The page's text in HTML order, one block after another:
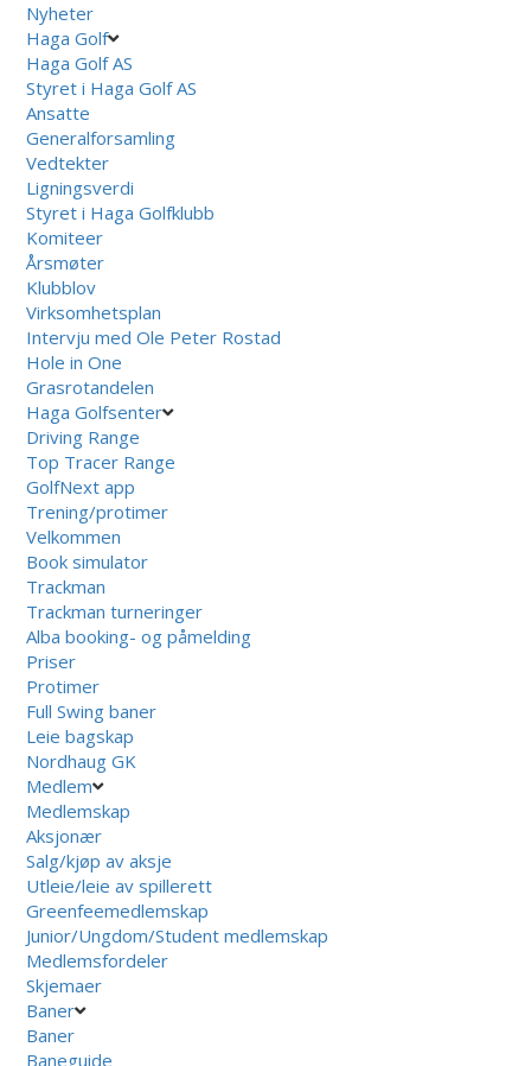
Nyheter
Haga Golf
Haga Golf AS
Styret i Haga Golf AS
Ansatte
Generalforsamling
Vedtekter
Ligningsverdi
Styret i Haga Golfklubb
Komiteer
Årsmøter
Klubblov
Virksomhetsplan
Intervju med Ole Peter Rostad
Hole in One
Grasrotandelen
Haga Golfsenter
Driving Range
Top Tracer Range
GolfNext app
Trening/protimer
Velkommen
Book simulator
Trackman
Trackman turneringer
Alba booking- og påmelding
Priser
Protimer
Full Swing baner
Leie bagskap
Nordhaug GK
Medlem
Medlemskap
Aksjonær
Salg/kjøp av aksje
Utleie/leie av spillerett
Greenfeemedlemskap
Junior/Ungdom/Student medlemskap
Medlemsfordeler
Skjemaer
Baner
Baner
Baneguide